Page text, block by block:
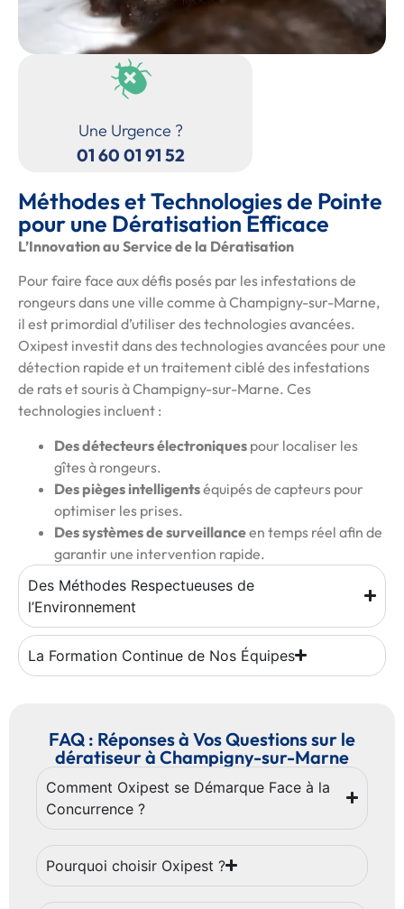
Méthodes et Technologies de Pointe
pour une Dératisation Efficace
L’Innovation au Service de la Dératisation
Pour faire face aux défis posés par les infestations de
rongeurs dans une ville comme à Champigny-sur-Marne,
il est primordial d’utiliser des technologies avancées.
Oxipest investit dans des technologies avancées pour une
détection rapide et un traitement ciblé des infestations
de rats et souris à Champigny-sur-Marne. Ces
technologies incluent :
Des détecteurs électroniques pour localiser les
gîtes à rongeurs.
Des pièges intelligentséquipés de capteurs pour
optimiser les prises.
Des systèmes de surveillanceen temps réel afin de
garantir une intervention rapide.
Des Méthodes Respectueuses de
l’Environnement
La Formation Continue de Nos Équipes
Une Urgence ?
01 60 01 91 52
FAQ : Réponses à Vos Questions sur le
dératiseur à Champigny-sur-Marne
Comment Oxipest se Démarque Face à la
Concurrence ?
Pourquoi choisir Oxipest ?